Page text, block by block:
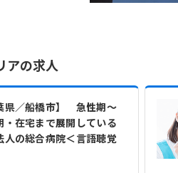
アの求人
県／船橋市】 急性期～
・在宅まで展開している
人の総合病院＜言語聴覚